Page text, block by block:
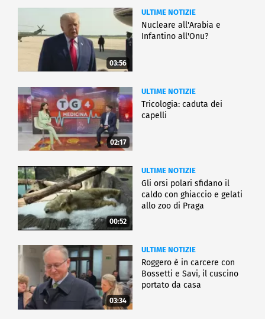
03:56
ULTIME NOTIZIE
Nucleare all'Arabia e
Infantino all'Onu?
02:17
ULTIME NOTIZIE
Tricologia: caduta dei
capelli
00:52
ULTIME NOTIZIE
Gli orsi polari sfidano il
caldo con ghiaccio e gelati
allo zoo di Praga
03:34
ULTIME NOTIZIE
Roggero è in carcere con
Bossetti e Savi, il cuscino
portato da casa